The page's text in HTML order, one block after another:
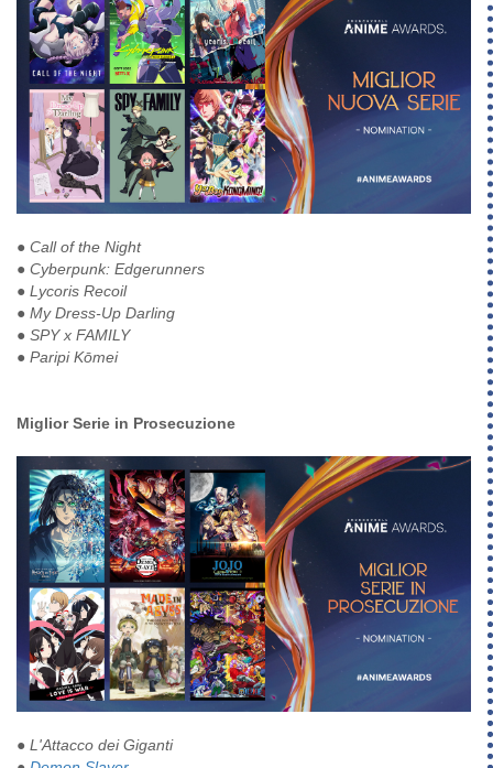
● Call of the Night
● Cyberpunk: Edgerunners
● Lycoris Recoil
● My Dress-Up Darling
● SPY x FAMILY
● Paripi Kōmei
Miglior Serie in Prosecuzione
● L'Attacco dei Giganti